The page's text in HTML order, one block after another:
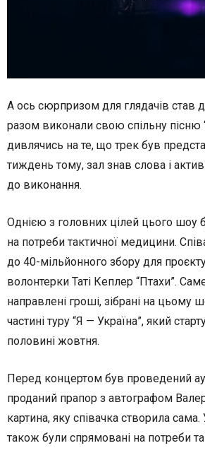
А ось сюрпризом для глядачів став
разом виконали свою спільну пісню
дивлячись на те, що трек був
тиждень тому, зал знав слова і
до виконання.
Однією з головних цілей цього шоу
на потреби тактичної медицини.
до 40-мільйонного збору для
волонтерки Таті Кеплер “Птахи”.
направлені гроші, зібрані на цьому
частині туру “Я — Україна”, який
половині жовтня.
Перед концертом був проведений
проданий прапор з автографом
картина, яку співачка створила сама.
також були спрямовані на потреби